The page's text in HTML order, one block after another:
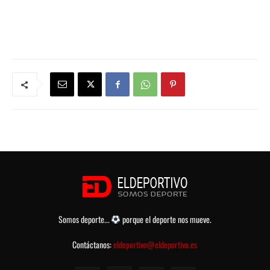
Somos deporte...
porque el deporte nos mueve.
Contáctanos:eldeportivo@eldeportivo.es